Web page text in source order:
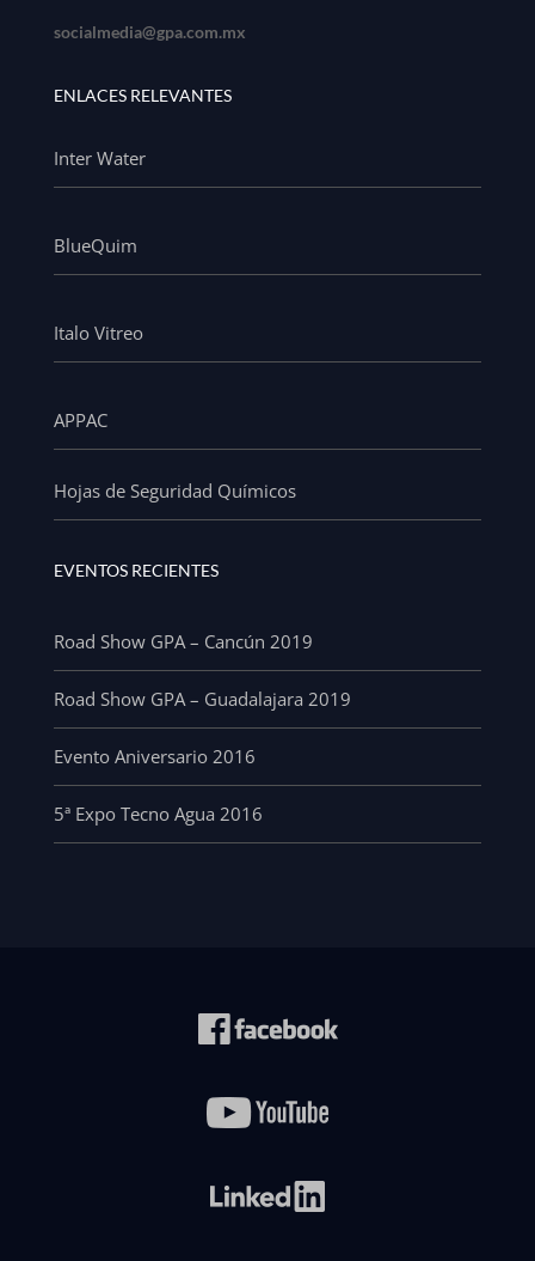
socialmedia@gpa.com.mx
ENLACES RELEVANTES
Inter Water
BlueQuim
Italo Vitreo
APPAC
Hojas de Seguridad Químicos
EVENTOS RECIENTES
Road Show GPA – Cancún 2019
Road Show GPA – Guadalajara 2019
Evento Aniversario 2016
5ª Expo Tecno Agua 2016